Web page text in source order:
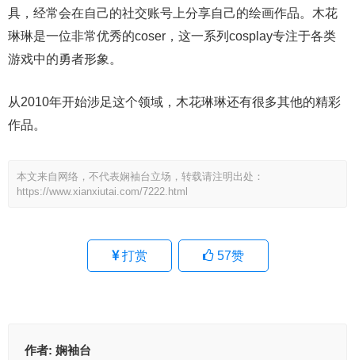
具，经常会在自己的社交账号上分享自己的绘画作品。木花
琳琳是一位非常优秀的coser，这一系列cosplay专注于各类
游戏中的勇者形象。
从2010年开始涉足这个领域，木花琳琳还有很多其他的精彩
作品。
本文来自网络，不代表娴袖台立场，转载请注明出处：
https://www.xianxiutai.com/7222.html
打赏 57赞
作者: 娴袖台